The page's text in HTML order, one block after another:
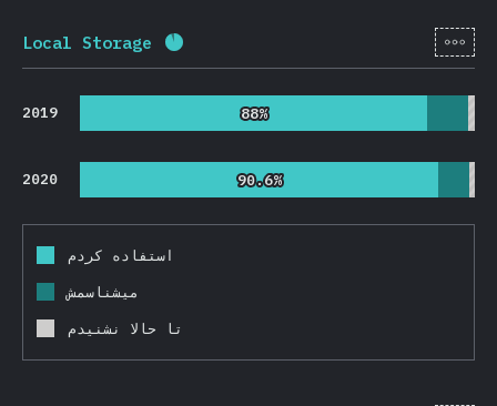
Local Storage Completion percentage: % (
[fa-
2019 88%
88%
2020 90.6%
90.6%
استفاده کردم
میشناسمش
تا حالا نشنیدم